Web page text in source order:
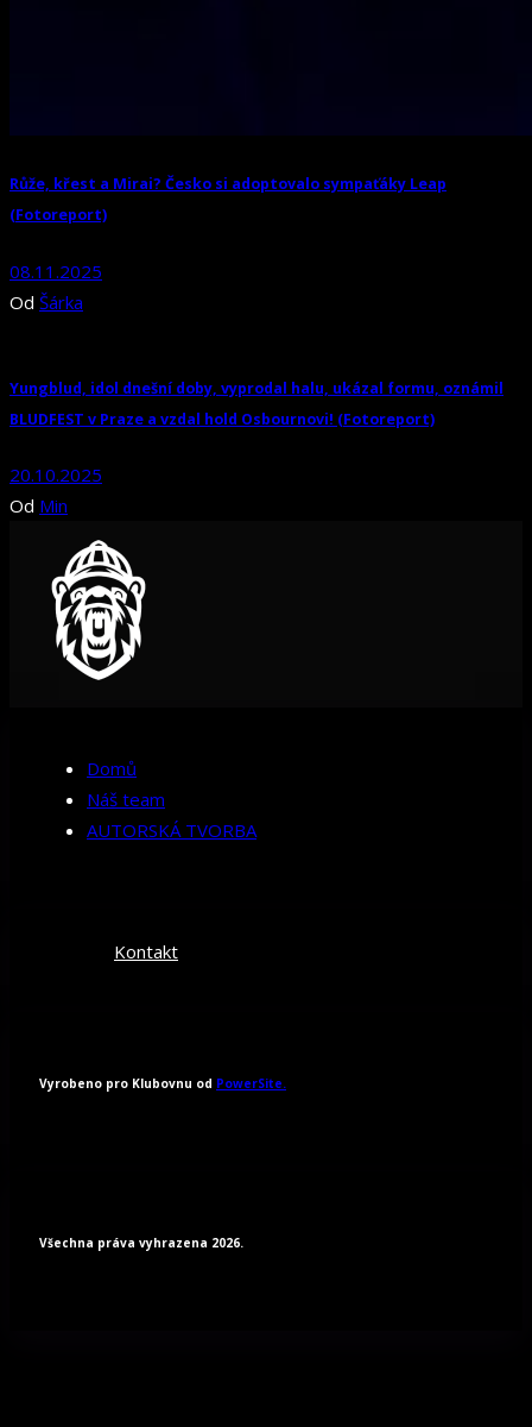
Růže, křest a Mirai? Česko si adoptovalo sympaťáky Leap
(Fotoreport)
08.11.2025
Od Šárka
Yungblud, idol dnešní doby, vyprodal halu, ukázal formu, oznámil
BLUDFEST v Praze a vzdal hold Osbournovi! (Fotoreport)
20.10.2025
Od Min
Domů
Náš team
AUTORSKÁ TVORBA
Kontakt
Vyrobeno pro Klubovnu od PowerSite.
Všechna práva vyhrazena 2026.